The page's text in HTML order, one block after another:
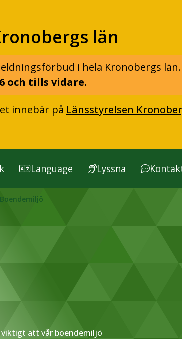
län
i hela Kronobergs län.
och tills vidare.
innebär på Länsstyrelsen
Language Lyssna
Boendemiljö
att vår boendemiljö